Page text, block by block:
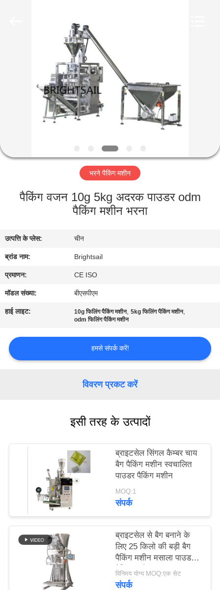
हमारे
बारे
गुणवत्ता
नियंत्रण
संपर्क
समाचार
PRIVACY
POLICY
भरने पैकिंग मशीन
पैकिंग वजन 10g 5kg अदरक पाउडर odm
पैकिंग मशीन भरना
उत्पत्ति के प्लेस: चीन
ब्रांड नाम: Brightsail
प्रमाणन: CE ISO
मॉडल संख्या: बीएसपीएम
हाई लाइट: 10g फिलिंग पैकिंग मशीन,5kg फिलिंग पैकिंग मशीन,
odm फिलिंग पैकिंग मशीन
हमसे संपर्क करें!
विवरण प्रकट करें
इसी तरह के उत्पादों
ब्राइटसेल सिंगल कैम्बर चाय
बैग पैकिंग मशीन स्वचालित
पाउडर पैकिंग मशीन
MOQ:1
संपर्क
ब्राइटसेल से बैग बनाने के
लिए 25 किलो की बड़ी बैग
पैकिंग मशीन मसाला पाउडर
पैकिंग मशीन
विनिमय योग्य MOQ:एक सेट
संपर्क